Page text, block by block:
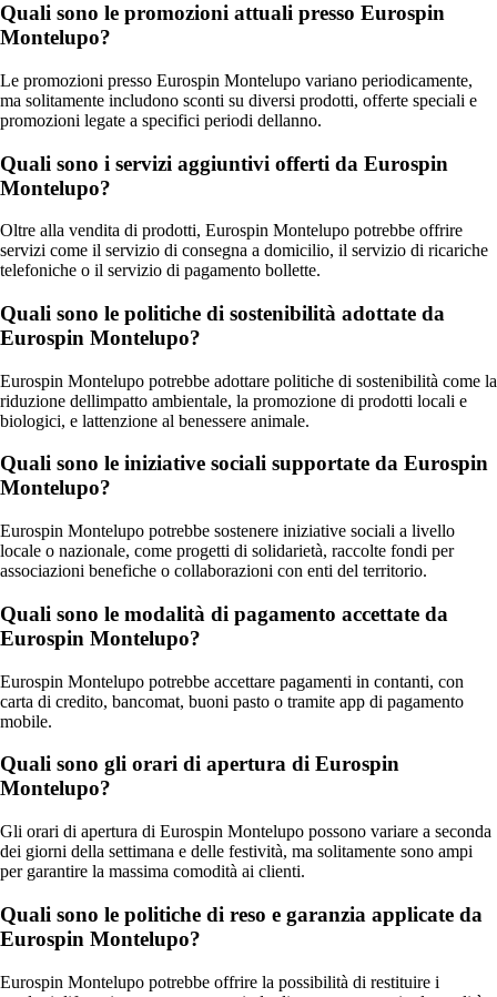
Quali sono le promozioni attuali presso Eurospin
Montelupo?
Le promozioni presso Eurospin Montelupo variano periodicamente,
ma solitamente includono sconti su diversi prodotti, offerte speciali e
promozioni legate a specifici periodi dellanno.
Quali sono i servizi aggiuntivi offerti da Eurospin
Montelupo?
Oltre alla vendita di prodotti, Eurospin Montelupo potrebbe offrire
servizi come il servizio di consegna a domicilio, il servizio di ricariche
telefoniche o il servizio di pagamento bollette.
Quali sono le politiche di sostenibilità adottate da
Eurospin Montelupo?
Eurospin Montelupo potrebbe adottare politiche di sostenibilità come la
riduzione dellimpatto ambientale, la promozione di prodotti locali e
biologici, e lattenzione al benessere animale.
Quali sono le iniziative sociali supportate da Eurospin
Montelupo?
Eurospin Montelupo potrebbe sostenere iniziative sociali a livello
locale o nazionale, come progetti di solidarietà, raccolte fondi per
associazioni benefiche o collaborazioni con enti del territorio.
Quali sono le modalità di pagamento accettate da
Eurospin Montelupo?
Eurospin Montelupo potrebbe accettare pagamenti in contanti, con
carta di credito, bancomat, buoni pasto o tramite app di pagamento
mobile.
Quali sono gli orari di apertura di Eurospin
Montelupo?
Gli orari di apertura di Eurospin Montelupo possono variare a seconda
dei giorni della settimana e delle festività, ma solitamente sono ampi
per garantire la massima comodità ai clienti.
Quali sono le politiche di reso e garanzia applicate da
Eurospin Montelupo?
Eurospin Montelupo potrebbe offrire la possibilità di restituire i